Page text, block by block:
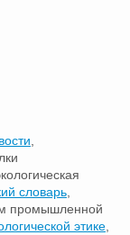
,
словарь,
промышленной
этике,